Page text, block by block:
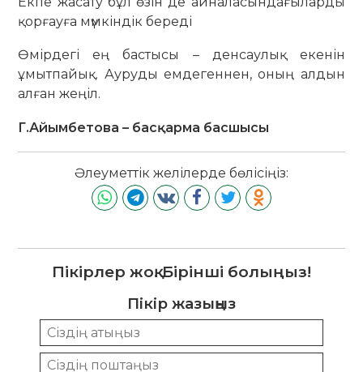
қорғауға мүмкіндік береді
Өмірдегі ең бастысы – денсаулық екенін
ұмытпайық. Ауруды емдегеннен, оның алдын
алған жеңіл.
Г.Айымбетова – басқарма басшысы
Әлеуметтік желілерде бөлісіңіз:
Пікірлер жоқ. Бірінші болыңыз!
Пікір жазыңыз